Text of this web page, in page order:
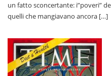
un fatto sconcertante: i”poveri”
quelli che mangiavano ancora […]